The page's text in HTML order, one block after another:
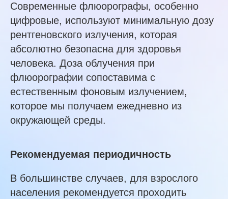
Современные флюорографы, особенно
цифровые, используют минимальную дозу
рентгеновского излучения, которая
абсолютно безопасна для здоровья
человека. Доза облучения при
флюорографии сопоставима с
естественным фоновым излучением,
которое мы получаем ежедневно из
окружающей среды.
Рекомендуемая периодичность
В большинстве случаев, для взрослого
населения рекомендуется проходить